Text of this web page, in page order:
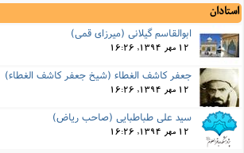
استادان
ابوالقاسم گیلانی (میرزای قمی)
12 مهر 1394, 16:26
جعفر کاشف‌ الغطاء (شیخ جعفر کاشف‌ الغطاء)
12 مهر 1394, 16:26
سید علی طباطبایی (صاحب ریاض)
12 مهر 1394, 16:26